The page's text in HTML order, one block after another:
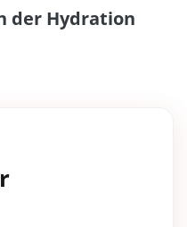
der Hydration